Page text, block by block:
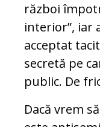
război
interior”, iar
acceptat
secretă pe
public. De
Dacă vrem